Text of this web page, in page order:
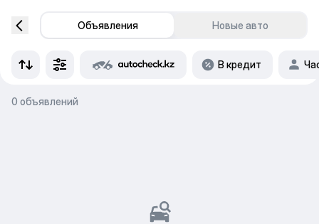
Объявления Новые авто
В кредит
0 объявлений